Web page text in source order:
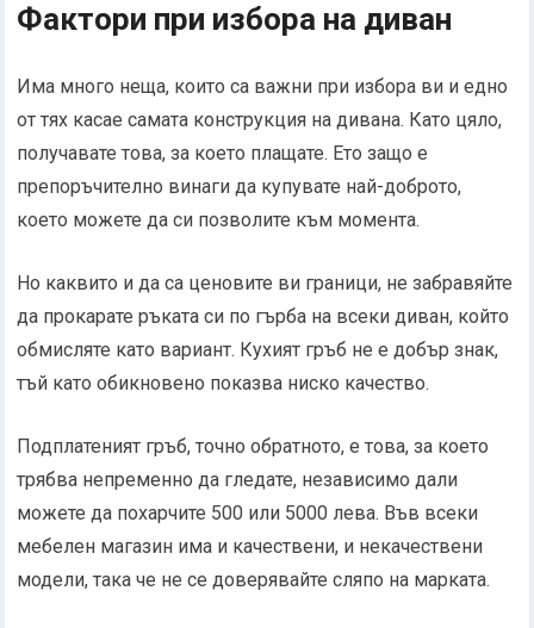
Фактори при избора на диван
Има много неща, които са важни при избора ви и едно
от тях касае самата конструкция на дивана. Като цяло,
получавате това, за което плащате. Ето защо е
препоръчително винаги да купувате най-доброто,
което можете да си позволите към момента.
Но каквито и да са ценовите ви граници, не забравяйте
да прокарате ръката си по гърба на всеки диван, който
обмисляте като вариант. Кухият гръб не е добър знак,
тъй като обикновено показва ниско качество.
Подплатеният гръб, точно обратното, е това, за което
трябва непременно да гледате, независимо дали
можете да похарчите 500 или 5000 лева. Във всеки
мебелен магазин има и качествени, и некачествени
модели, така че не се доверявайте сляпо на марката.